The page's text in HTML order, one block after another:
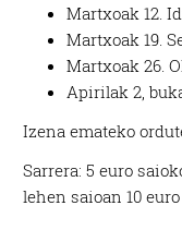
Martxoak 12.
Martxoak 19.
Martxoak 26.
Apirilak 2,
Izena emateko
Sarrera: 5 euro
lehen saioan 10